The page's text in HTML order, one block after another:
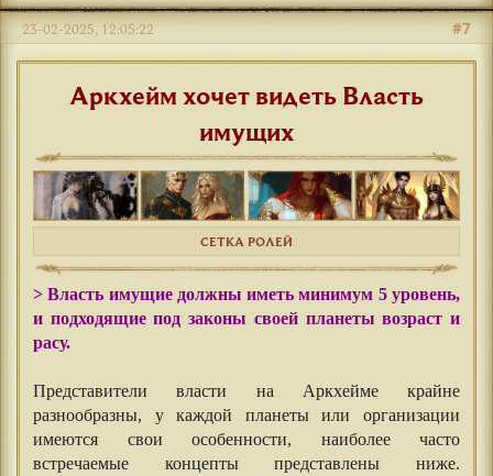
#7
23-02-2025, 12:05:22
Аркхейм хочет видеть Власть
имущих
СЕТКА РОЛЕЙ
> Власть имущие должны иметь минимум 5 уровень,
и подходящие под законы своей планеты возраст и
расу.
Представители власти на Аркхейме крайне
разнообразны, у каждой планеты или организации
имеются свои особенности, наиболее часто
встречаемые концепты представлены ниже.